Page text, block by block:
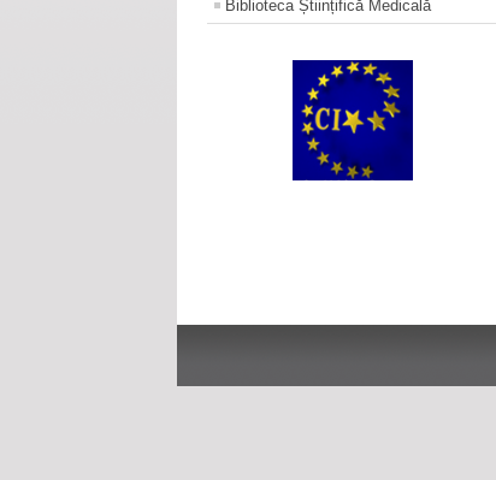
Biblioteca Științifică Medicală